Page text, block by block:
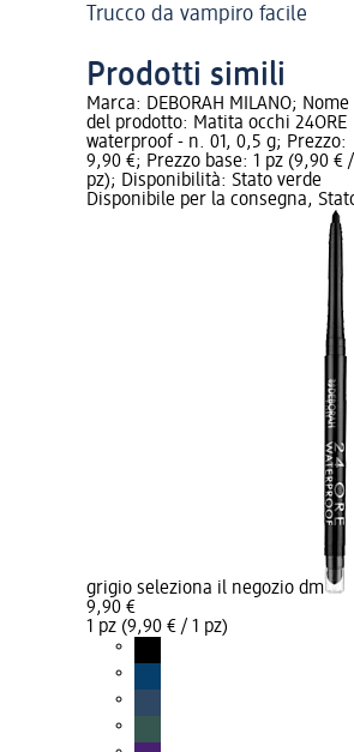
Trucco da vampiro facile
Prodotti simili
Marca: DEBORAH MILANO; Nome
del prodotto: Matita occhi 24ORE
waterproof - n. 01, 0,5 g; Prezzo:
9,90 €; Prezzo base: 1 pz (9,90 € /
pz); Disponibilità: Stato verde
Disponibile per la consegna,
grigio seleziona il negozio dm
9,90 €
1 pz (9,90 € / 1 pz)